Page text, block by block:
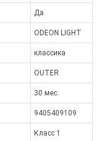
Да
ODEON LIGHT
классика
OUTER
30 мес.
9405409109
Класс 1